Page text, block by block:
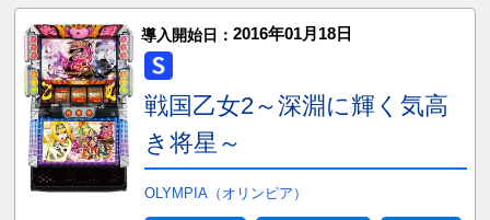
導入開始日： 2016年01月18日
戦国乙女2～深淵に輝く気高
き将星～
OLYMPIA（オリンピア）